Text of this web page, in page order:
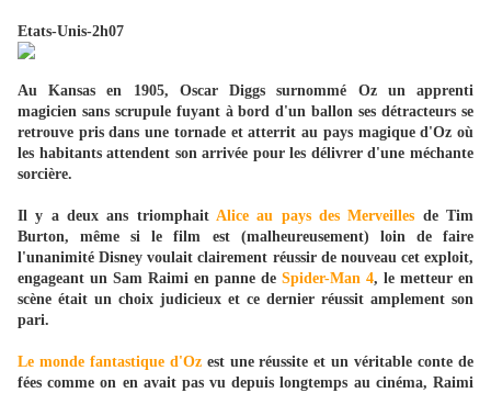
Etats-Unis-2h07
Au Kansas en 1905, Oscar Diggs surnommé Oz un apprenti
magicien sans scrupule fuyant à bord d'un ballon ses détracteurs se
retrouve pris dans une tornade et atterrit au pays magique d'Oz où
les habitants attendent son arrivée pour les délivrer d'une méchante
sorcière.
Il y a deux ans triomphait Alice au pays des Merveilles de Tim
Burton, même si le film est (malheureusement) loin de faire
l'unanimité Disney voulait clairement réussir de nouveau cet exploit,
engageant un Sam Raimi en panne de Spider-Man 4, le metteur en
scène était un choix judicieux et ce dernier réussit amplement son
pari.
Le monde fantastique d'Ozest une réussite et un véritable conte de
fées comme on en avait pas vu depuis longtemps au cinéma, Raimi